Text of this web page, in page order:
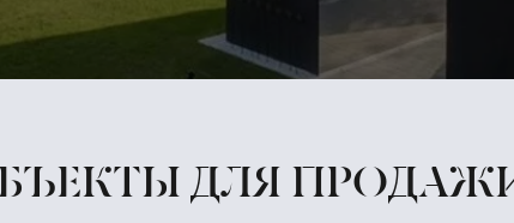
ДЛЯ